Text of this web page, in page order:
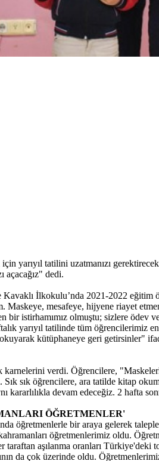
yarıyıl tatilini uzatmanızı
açacağız" dedi.
İlkokulu’nda 2021-2022 eğitim
mesafeye, hijyene riayet
istirhamımız olmuştu; sizlere ödev
yarıyıl tatilinde tüm öğrencilerimiz
kütüphaneye geri getirsinler"
karnelerini verdi. Öğrencilere,
sık öğrencilere, ara tatilde kitap
kararlılıkla devam edeceğiz. 2 hafta
ÖĞRETMENLER'
öğretmenlerle bir araya gelerek
öğretmenlerimiz oldu.
aşılanma oranları Türkiye'deki
da çok üzerinde oldu.